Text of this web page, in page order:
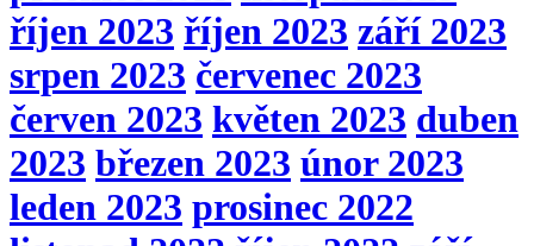
říjen 2023 říjen 2023 září 2023
srpen 2023 červenec 2023
červen 2023 květen 2023 duben
2023 březen 2023 únor 2023
leden 2023 prosinec 2022